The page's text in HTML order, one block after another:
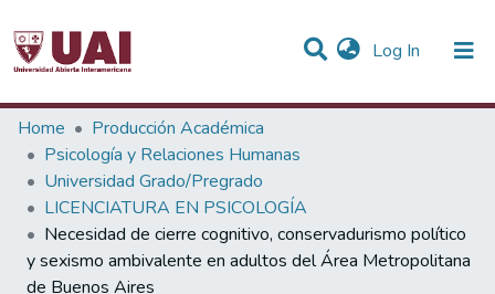
Log In (current)
Statistics
Communities & Collections
All of DSpace
Home
Producción Académica
Psicología y Relaciones Humanas
Universidad Grado/Pregrado
LICENCIATURA EN PSICOLOGÍA
Necesidad de cierre cognitivo, conservadurismo político
y sexismo ambivalente en adultos del Área Metropolitana
de Buenos Aires